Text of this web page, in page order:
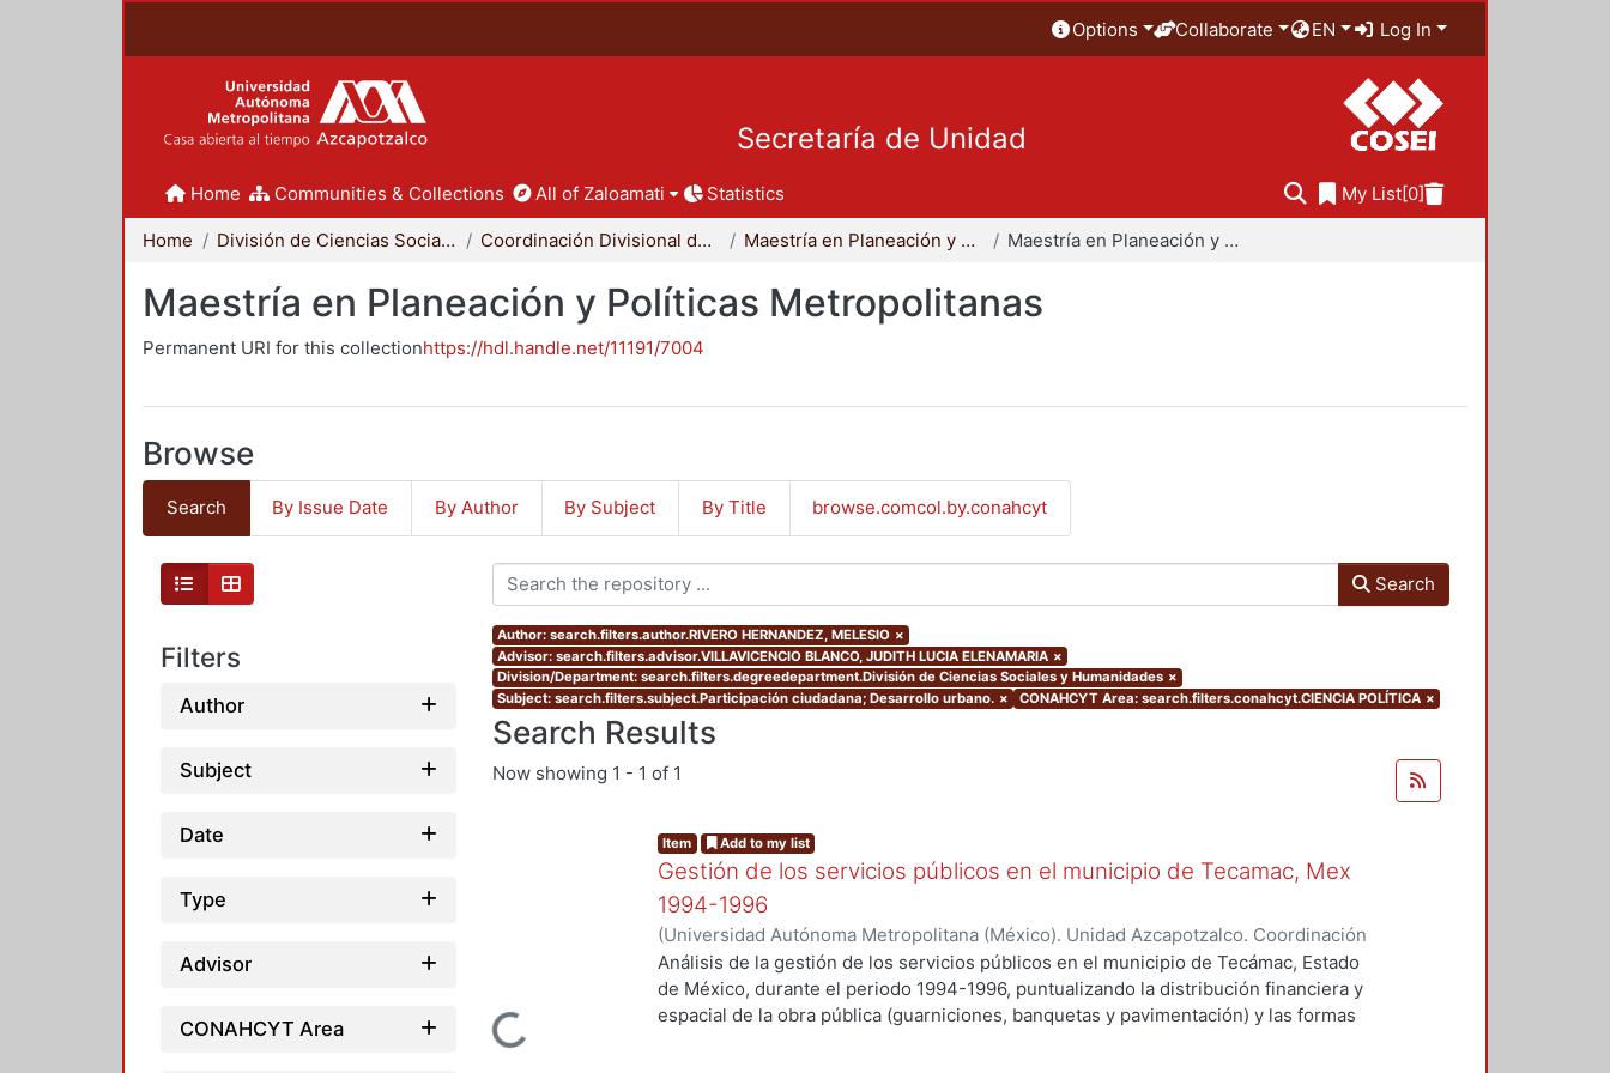
Options Collaborate EN Log In
Secretaría de Unidad
Home Communities & Collections All of Zaloamati Statistics My List[0]
Home División de Ciencias Sociales y Humanidades Coordinación Divisional de Posgrado Maestría en Planeación y Políticas Metropolitanas Maestría en Planeación y Políticas Metropolitanas
Maestría en Planeación y Políticas Metropolitanas
Permanent URI for this collectionhttps://hdl.handle.net/11191/7004
Browse
Search By Issue Date By Author By Subject By Title browse.comcol.by.conahcyt
Filters
Author
Subject
Date
Type
Advisor
CONAHCYT Area
Search
Author: search.filters.author.RIVERO HERNANDEZ, MELESIO ×
Advisor: search.filters.advisor.VILLAVICENCIO BLANCO, JUDITH LUCIA ELENAMARIA ×
Division/Department: search.filters.degreedepartment.División de Ciencias Sociales y Humanidades ×
Subject: search.filters.subject.Participación ciudadana; Desarrollo urbano. × CONAHCYT Area: search.filters.conahcyt.CIENCIA POLÍTICA ×
Search Results
Now showing 1 - 1 of 1
Loading...
Item Add to my list
Gestión de los servicios públicos en el municipio de Tecamac, Mex
1994-1996
(Universidad Autónoma Metropolitana (México). Unidad Azcapotzalco. Coordinación
de Servicios de Información. ,2000-01 )RIVERO HERNANDEZ, MELESIO
Análisis de la gestión de los servicios públicos en el municipio de Tecámac, Estado
de México, durante el periodo 1994-1996, puntualizando la distribución financiera y
espacial de la obra pública (guarniciones, banquetas y pavimentación) y las formas